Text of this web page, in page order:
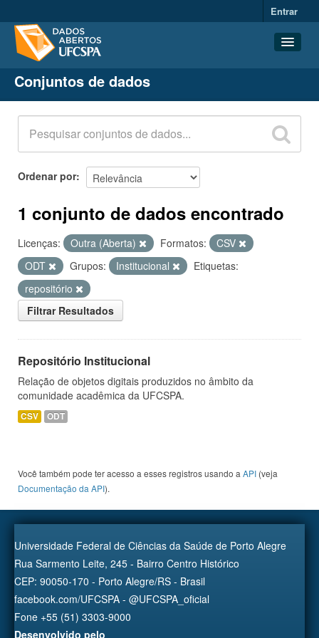
Entrar
Conjuntos de dados
Organizações
Grupos
Sobre
Conjuntos de dados
Ordenar por
1 conjunto de dados encontrado
Licenças: Outra (Aberta) Formatos:
CSV
ODT
Grupos: Institucional
Etiquetas:
repositório
Filtrar Resultados
Repositório Institucional
Relação de objetos digitais produzidos no âmbito da
comunidade acadêmica da UFCSPA.
CSV ODT
Você também pode ter acesso a esses registros usando a API (veja
Documentação da API).
Universidade Federal de Ciências da Saúde de Porto Alegre
Rua Sarmento Leite, 245 - Bairro Centro Histórico
CEP: 90050-170 - Porto Alegre/RS - Brasil
facebook.com/UFCSPA - @UFCSPA_oficial
Fone +55 (51) 3303-9000
Desenvolvido pelo